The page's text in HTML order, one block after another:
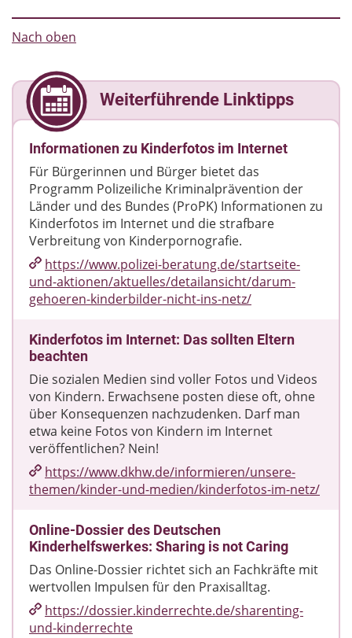
Nach oben
Weiterführende Linktipps
Informationen zu Kinderfotos im Internet
Für Bürgerinnen und Bürger bietet das
Programm Polizeiliche Kriminalprävention der
Länder und des Bundes (ProPK) Informationen zu
Kinderfotos im Internet und die strafbare
Verbreitung von Kinderpornografie.
https://www.polizei-beratung.de/​startseite-
und-aktionen/​aktuelles/​detailansicht/​darum-
gehoeren-kinderbilder-nicht-ins-netz/​
Kinderfotos im Internet: Das sollten Eltern
beachten
Die sozialen Medien sind voller Fotos und Videos
von Kindern. Erwachsene posten diese oft, ohne
über Konsequenzen nachzudenken. Darf man
etwa keine Fotos von Kindern im Internet
veröffentlichen? Nein!
https://www.dkhw.de/​informieren/​unsere-
themen/​kinder-und-medien/​kinderfotos-im-netz/​
Online-Dossier des Deutschen
Kinderhelfswerkes: Sharing is not Caring
Das Online-Dossier richtet sich an Fachkräfte mit
wertvollen Impulsen für den Praxisalltag.
https://dossier.kinderrechte.de/​sharenting-
und-kinderrechte